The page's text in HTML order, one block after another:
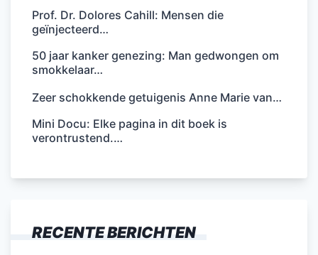
Prof. Dr. Dolores Cahill: Mensen die
geïnjecteerd…
50 jaar kanker genezing: Man gedwongen om
smokkelaar…
Zeer schokkende getuigenis Anne Marie van…
Mini Docu: Elke pagina in dit boek is
verontrustend.…
RECENTE BERICHTEN